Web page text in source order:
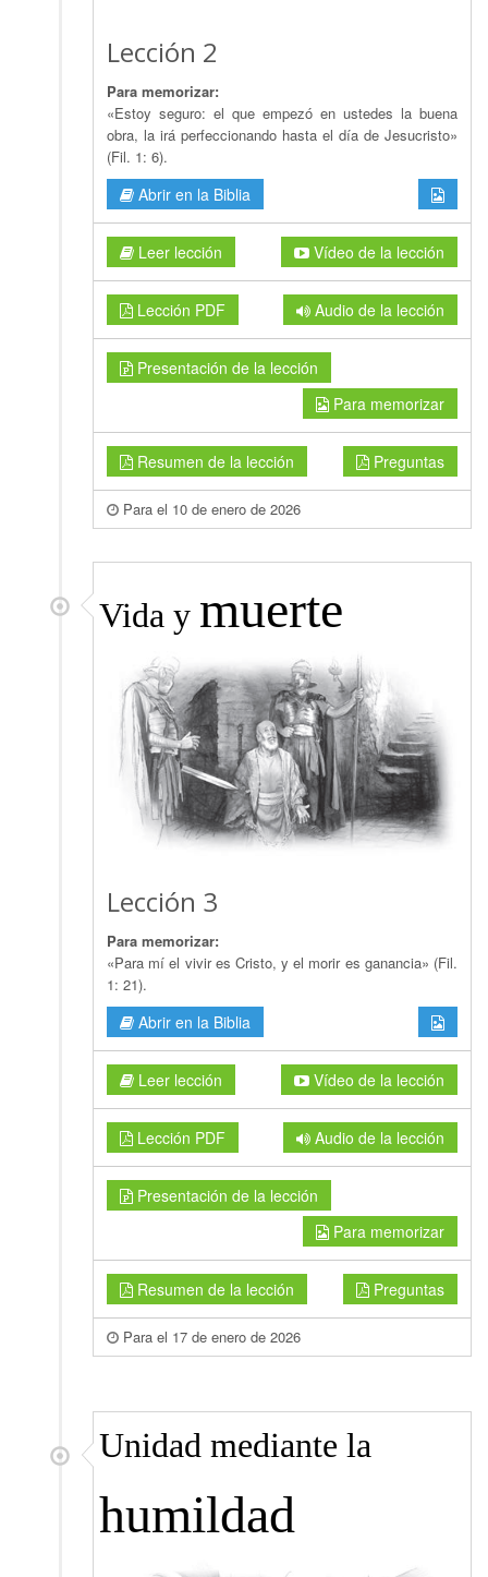
Lección 2
Para memorizar:
«Estoy seguro: el que empezó en ustedes la buena
obra, la irá perfeccionando hasta el día de Jesucristo»
(Fil. 1: 6).
Abrir en la Biblia
Leer lección Vídeo de la lección
Lección PDF Audio de la lección
Presentación de la lección
Para memorizar
Resumen de la lección Preguntas
Para el 10 de enero de 2026
Vida y muerte
Lección 3
Para memorizar:
«Para mí el vivir es Cristo, y el morir es ganancia» (Fil.
1: 21).
Abrir en la Biblia
Leer lección Vídeo de la lección
Lección PDF Audio de la lección
Presentación de la lección
Para memorizar
Resumen de la lección Preguntas
Para el 17 de enero de 2026
Unidad mediante la
humildad